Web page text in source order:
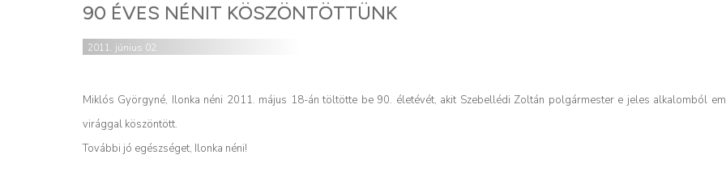
90 ÉVES NÉNIT KÖSZÖNTÖTTÜNK
2011. június 02.
Miklós Györgyné, Ilonka néni 2011. május 18-án töltötte be 90. életévét, akit Szebellédi Zoltán polgármester e jeles alkalomból
virággal köszöntött.
További jó egészséget, Ilonka néni!